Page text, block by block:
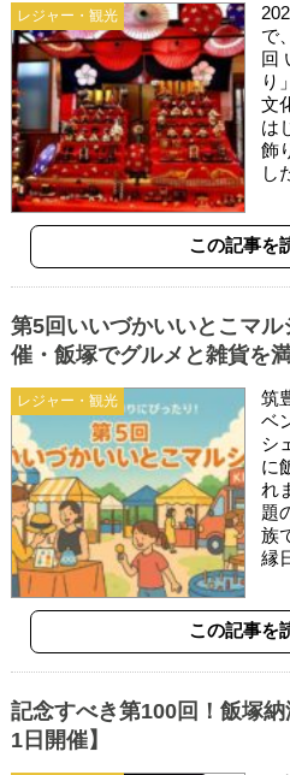
レジャー・観光
で
回
り
文
は
飾
し
この記事を
レジャー・観光
第5回いいづかいいとこマ
催・飯塚でグルメと雑貨を
筑
ベ
シ
に
れ
題
族
縁
この記事を
記念すべき第100回！飯塚
1日開催】